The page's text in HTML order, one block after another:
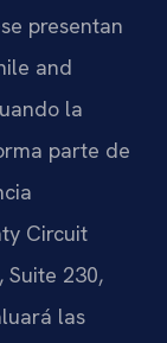
presentan
and
la
parte de
Circuit
Suite 230,
las